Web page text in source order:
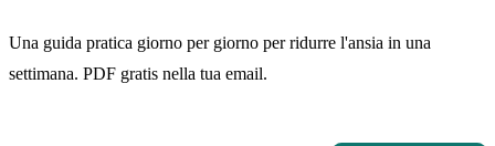
Una guida pratica giorno per giorno per ridurre l'ansia in una
settimana. PDF gratis nella tua email.